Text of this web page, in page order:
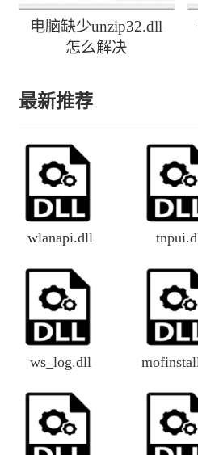
电脑缺少unzip32.dll
怎么解决
最新推荐
wlanapi.dll
ws_log.dll